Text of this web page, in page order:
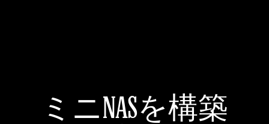
ミニNASを構築